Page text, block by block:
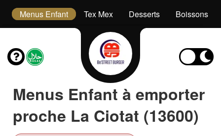
Menus Enfant Tex Mex Desserts Boissons
Menus Enfant à emporter
proche La Ciotat (13600)